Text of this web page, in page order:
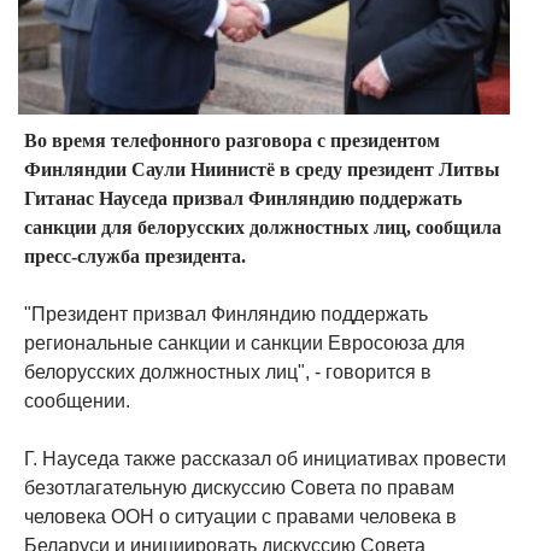
Во время телефонного разговора с президентом
Финляндии Саули Ниинистё в среду президент Литвы
Гитанас Науседа призвал Финляндию поддержать
санкции для белорусских должностных лиц, сообщила
пресс-служба президента.
"Президент призвал Финляндию поддержать
региональные санкции и санкции Евросоюза для
белорусских должностных лиц", - говорится в
сообщении.
Г. Науседа также рассказал об инициативах провести
безотлагательную дискуссию Совета по правам
человека ООН о ситуации с правами человека в
Беларуси и инициировать дискуссию Совета